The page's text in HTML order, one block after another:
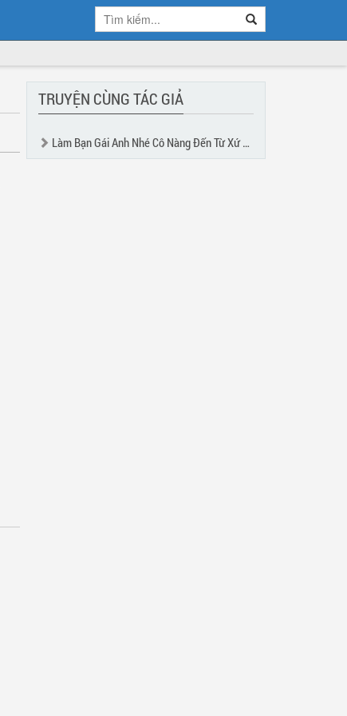
TRUYỆN CÙNG TÁC GIẢ
Làm Bạn Gái Anh Nhé Cô Nàng Đến Từ Xứ Tuyết